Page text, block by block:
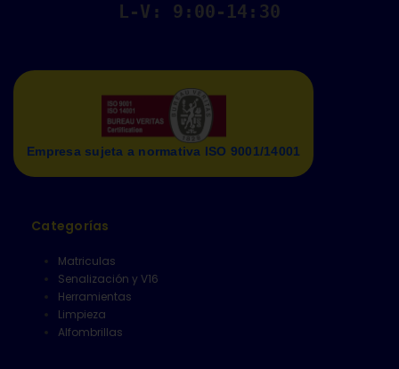
L-V: 9:00-14:30
Empresa sujeta a normativa ISO 9001/14001
Categorías
Matriculas
Senalización y V16
Herramientas
Limpieza
Alfombrillas